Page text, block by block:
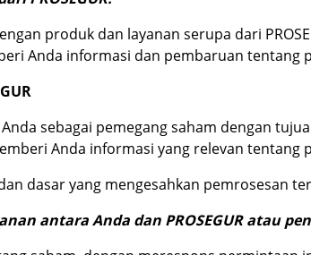
produk dan layanan serupa dari
Anda informasi dan pembaruan
Anda sebagai pemegang saham dengan
Anda informasi yang relevan
dasar yang mengesahkan pemrosesan
antara Anda dan PROSEGUR atau